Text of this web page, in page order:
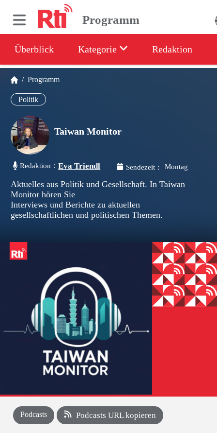
Programm
Überblick Kategorie Redaktion
/Programm
Politik
Taiwan Monitor
Redaktion：Eva Triendl Sendezeit： Montag
Aktuelles aus Politik und Gesellschaft. In Taiwan
Monitor hören Sie
Interviews und Berichte zu aktuellen
gesellschaftlichen und politischen Themen.
Podcasts Podcasts URL kopieren